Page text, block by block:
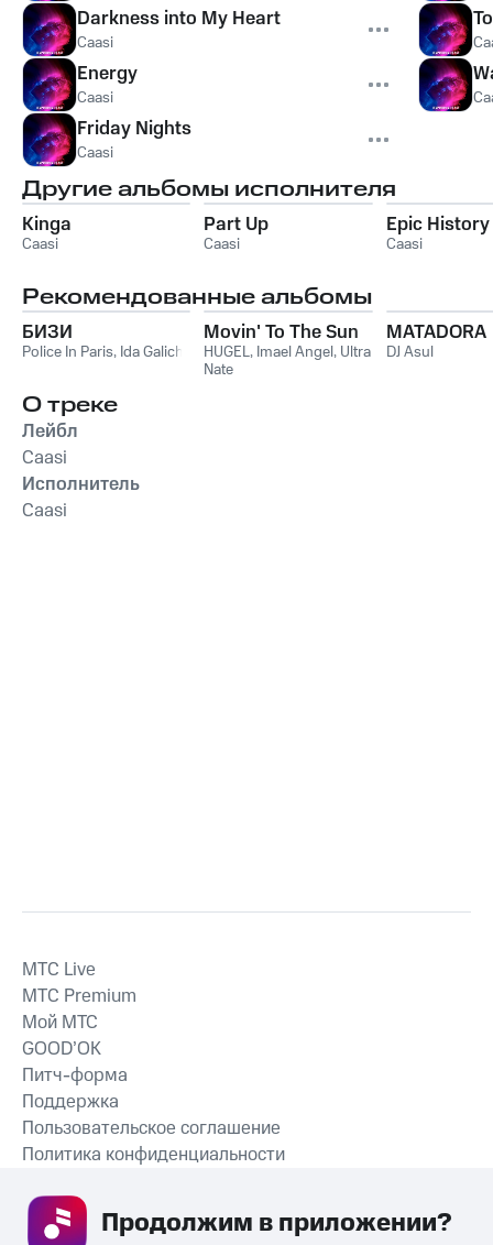
Darkness into My Heart
Caasi
Energy
Caasi
Friday Nights
Caasi
Другие альбомы исполнителя
Kinga
Caasi
Part Up
Caasi
Epic History
Caasi
Рекомендованные альбомы
БИЗИ
Police In Paris, Ida Galich
Movin' To The Sun
HUGEL, Imael Angel, Ultra
Nate
MATADORA
DJ Asul
О треке
Лейбл
Caasi
Исполнитель
Caasi
СКАЧАТЬ ПРИЛОЖЕНИЕ
MTС Live
MTС Premium
Мой МТС
GOOD’OK
Питч-форма
Поддержка
Пользовательское соглашение
Политика конфиденциальности